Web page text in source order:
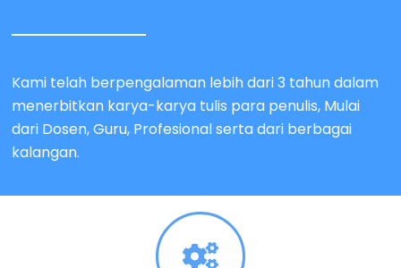
Kami telah berpengalaman lebih dari 3 tahun dalam
menerbitkan karya-karya tulis para penulis, Mulai
dari Dosen, Guru, Profesional serta dari berbagai
kalangan.